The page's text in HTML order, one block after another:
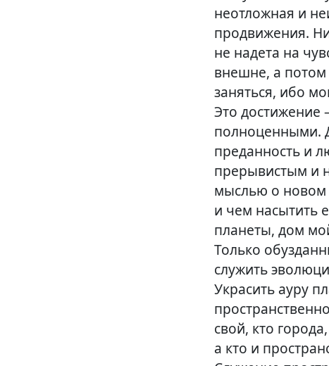
неотложная и
продвижения. Ни
не надета на
внешне, а потом
заняться, ибо
Это достижение
полноценными.
преданность и
прерывистым и
мыслью о новом
и чем насытить
планеты, дом
Только
служить
Украсить ауру
свой, кто
а кто и